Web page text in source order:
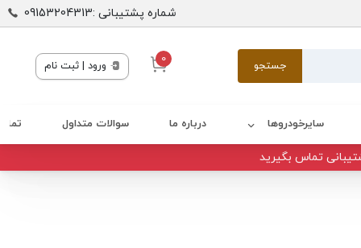
شماره پشتیبانی :09153204313
جستجو 0 ورود | ثبت نام
سایرخودروها درباره ما سوالات متداول
تماس بگیرید